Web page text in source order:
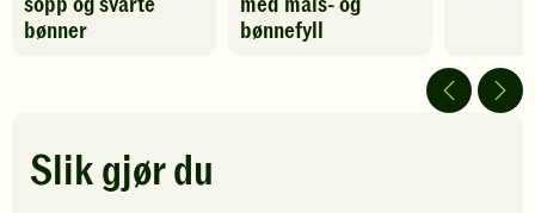
fått
Klikk
for
bønner
fått
bønnefyll
av
5
Slik gjør du